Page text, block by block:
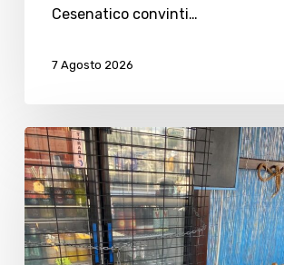
Cesenatico convinti…
7 Agosto 2026
Piadineria
del
Pescatore
messa
a
soqquadro